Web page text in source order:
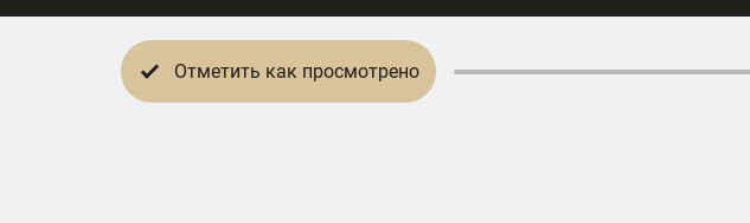
Отметить как просмотрено